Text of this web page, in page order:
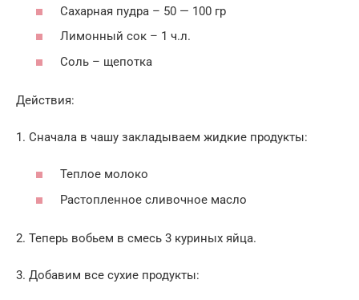
Сахарная пудра – 50 — 100 гр
Лимонный сок – 1 ч.л.
Соль – щепотка
Действия:
1. Сначала в чашу закладываем жидкие продукты:
Теплое молоко
Растопленное сливочное масло
2. Теперь вобьем в смесь 3 куриных яйца.
3. Добавим все сухие продукты: